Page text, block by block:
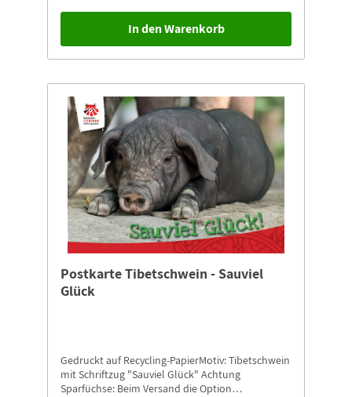
In den Warenkorb
Postkarte Tibetschwein - Sauviel
Glück
Gedruckt auf Recycling-PapierMotiv: Tibetschwein
mit Schriftzug "Sauviel Glück" Achtung
Sparfüchse: Beim Versand die Option